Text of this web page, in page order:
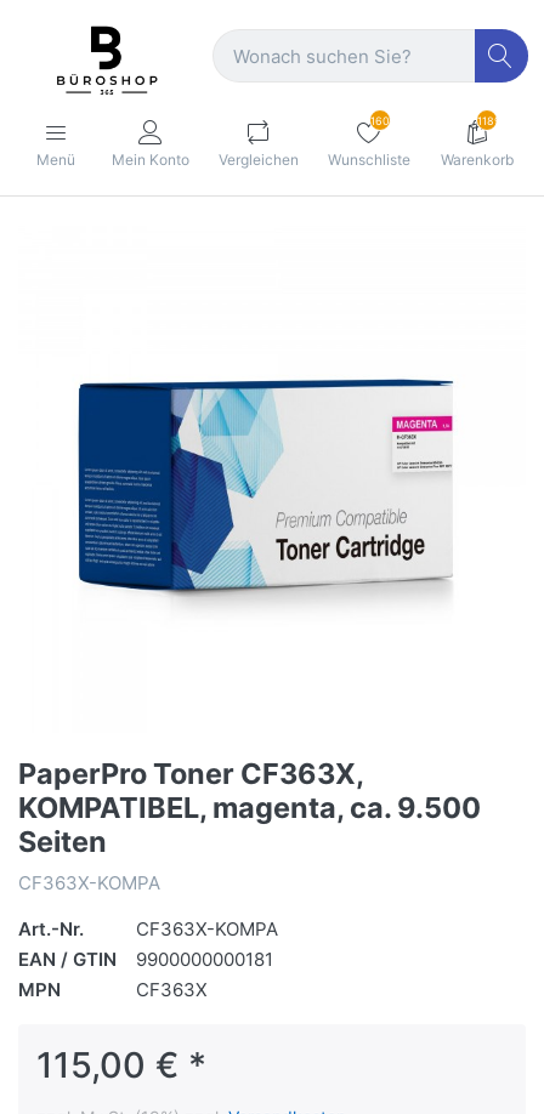
Menü Mein Konto Vergleichen
160
Wunschliste
1189
Warenkorb
PaperPro Toner CF363X,
KOMPATIBEL, magenta, ca. 9.500
Seiten
CF363X-KOMPA
Art.-Nr.
CF363X-KOMPA
EAN / GTIN
9900000000181
MPN
CF363X
115,00 € *